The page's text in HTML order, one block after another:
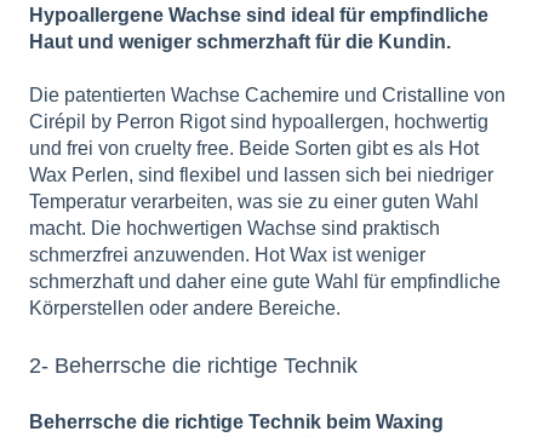
Hypoallergene Wachse sind ideal für empfindliche
Haut und weniger schmerzhaft für die Kundin.
Die patentierten Wachse Cachemire und Cristalline von
Cirépil by Perron Rigot sind hypoallergen, hochwertig
und frei von cruelty free. Beide Sorten gibt es als Hot
Wax Perlen, sind flexibel und lassen sich bei niedriger
Temperatur verarbeiten, was sie zu einer guten Wahl
macht. Die hochwertigen Wachse sind praktisch
schmerzfrei anzuwenden. Hot Wax ist weniger
schmerzhaft und daher eine gute Wahl für empfindliche
Körperstellen oder andere Bereiche.
2- Beherrsche die richtige Technik
Beherrsche die richtige Technik beim Waxing